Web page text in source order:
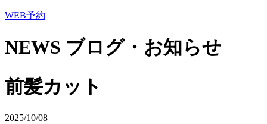
WEB予約
NEWS ブログ・お知らせ
前髪カット
2025/10/08